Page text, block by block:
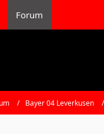
Forum
Bayer 04 Leverkusen